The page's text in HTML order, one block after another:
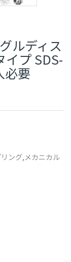
ルディス
プ SDS-
必要
ング, メカニカル